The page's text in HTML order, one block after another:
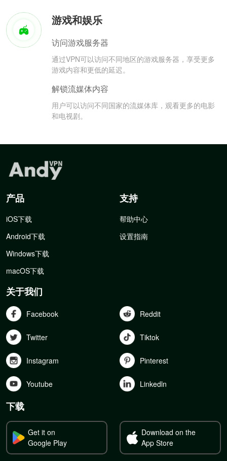
游戏和娱乐
访问游戏服务器
通过VPN可以访问不同地区的游戏服务器，享受更多
游戏内容和更低的延迟。
解锁流媒体内容
用户可以访问不同国家的流媒体库，观看更多的电影
和电视剧。
产品
iOS下载
Android下载
Windows下载
macOS下载
支持
帮助中心
设置指南
关于我们
Facebook Reddit
Twitter Tiktok
Instagram Pinterest
Youtube Linkedln
下载
Get it on
Google Play
Download on the
App Store